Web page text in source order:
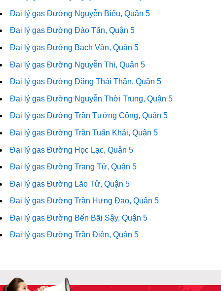
Đại lý gas Đường Nguyễn Biểu, Quận 5
Đại lý gas Đường Đào Tấn, Quận 5
Đại lý gas Đường Bạch Vân, Quận 5
Đại lý gas Đường Nguyễn Thi, Quận 5
Đại lý gas Đường Đặng Thái Thân, Quận 5
Đại lý gas Đường Nguyễn Thời Trung, Quận 5
Đại lý gas Đường Trần Tướng Công, Quận 5
Đại lý gas Đường Trần Tuấn Khải, Quận 5
Đại lý gas Đường Học Lạc, Quận 5
Đại lý gas Đường Trang Tử, Quận 5
Đại lý gas Đường Lão Tử, Quận 5
Đại lý gas Đường Trần Hưng Đạo, Quận 5
Đại lý gas Đường Bến Bãi Sậy, Quận 5
Đại lý gas Đường Trần Điện, Quận 5